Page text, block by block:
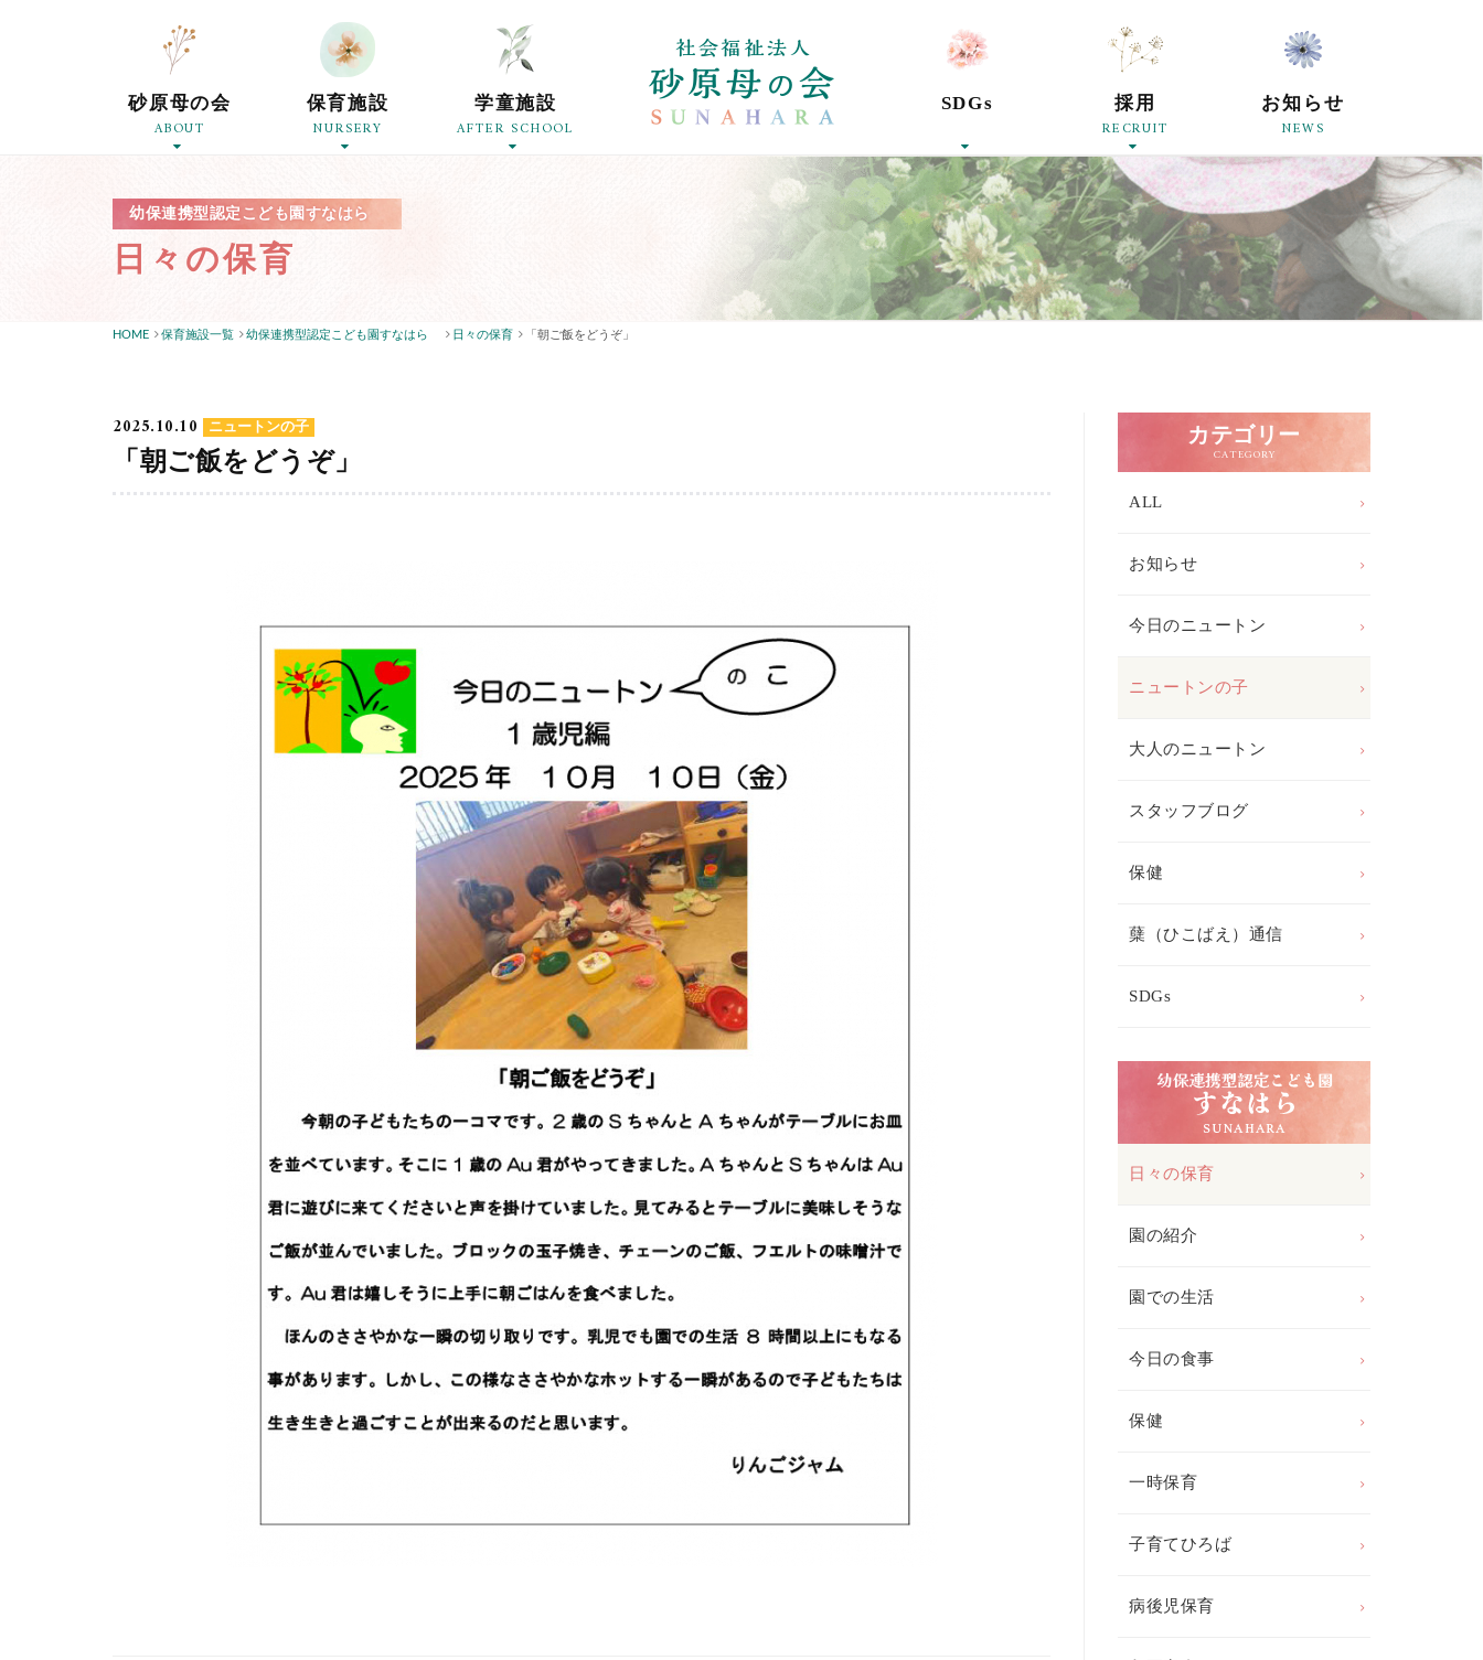
社会福祉法人砂原母の会
砂原母の会
ABOUT
保育施設
NURSERY
学童施設
AFTER SCHOOL
SDGs 採用
RECRUIT
お知らせ
NEWS
幼保連携型認定こども園すなはら
日々の保育
HOME 保育施設一覧 幼保連携型認定こども園すなはら 日々の保育 「朝ご飯をどうぞ」
カテゴリー
CATEGORY
ALL
お知らせ
今日のニュートン
ニュートンの子
大人のニュートン
スタッフブログ
保健
蘖（ひこばえ）通信
SDGs
日々の保育
園の紹介
園での生活
今日の食事
保健
一時保育
子育てひろば
病後児保育
2025.10.10 ニュートンの子
「朝ご飯をどうぞ」